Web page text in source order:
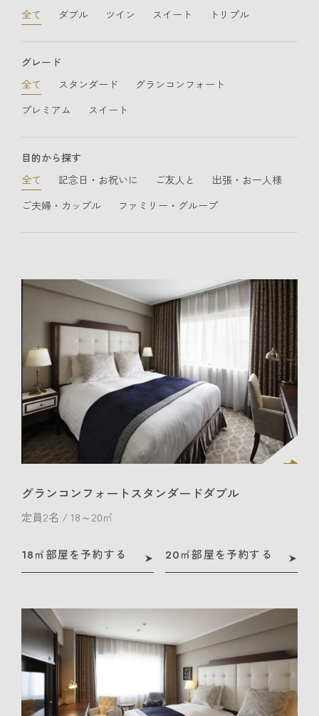
全て
ダブル ツイン スイート トリプル
グレード
全て
スタンダード
グランコンフォート
プレミアム
スイート
目的から探す
全て
記念日・お祝いに ご友人と
出張・お一人様
ご夫婦・カップル
ファミリー・グループ
グランコンフォートスタンダードダブル
定員2名 / 18～20㎡
18㎡部屋を予約する 20㎡部屋を予約する